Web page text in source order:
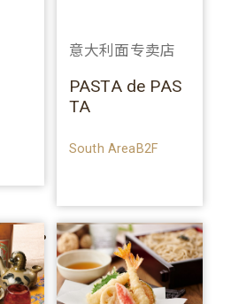
意大利面专卖店
PASTA de PAS
TA
South AreaB2F